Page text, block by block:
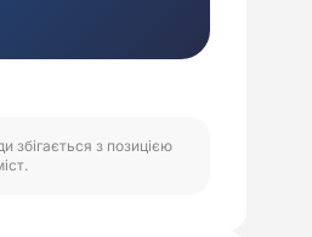
збігається з позицією